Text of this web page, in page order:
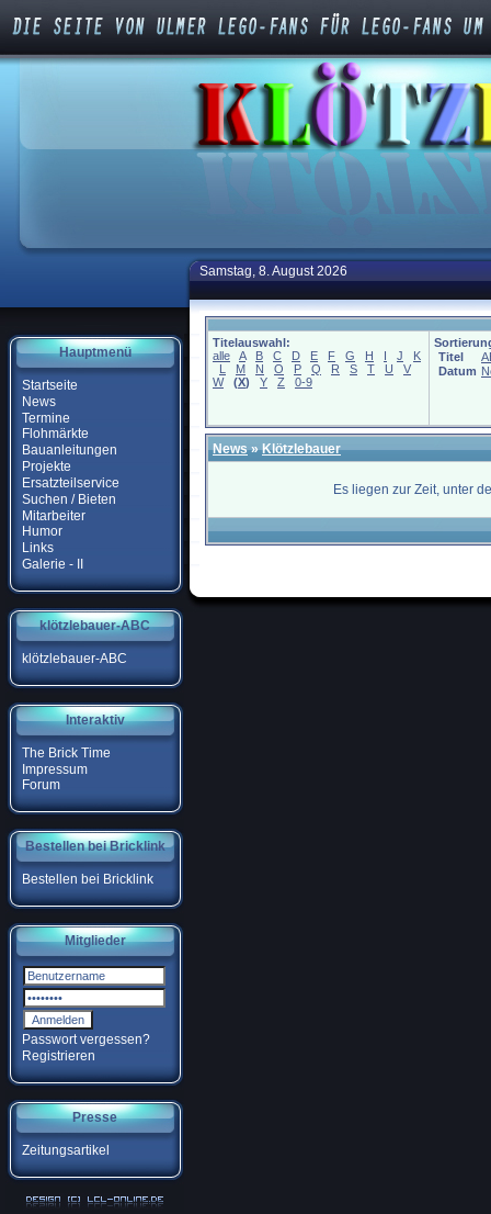
Hauptmenü
Startseite
News
Termine
Flohmärkte
Bauanleitungen
Projekte
Ersatzteilservice
Suchen / Bieten
Mitarbeiter
Humor
Links
Galerie - II
klötzlebauer-ABC
klötzlebauer-ABC
Interaktiv
The Brick Time
Impressum
Forum
Bestellen bei Bricklink
Bestellen bei Bricklink
Mitglieder
Passwort vergessen?
Registrieren
Presse
Zeitungsartikel
Samstag, 8. August 2026
Titelauswahl:
alle
A B C D E F G H I J
K
L
M N O P Q R S T U
V
W
(X) Y Z 0-9
Titel
Datum
News»Klötzlebauer
Es liegen zur Zeit, unter